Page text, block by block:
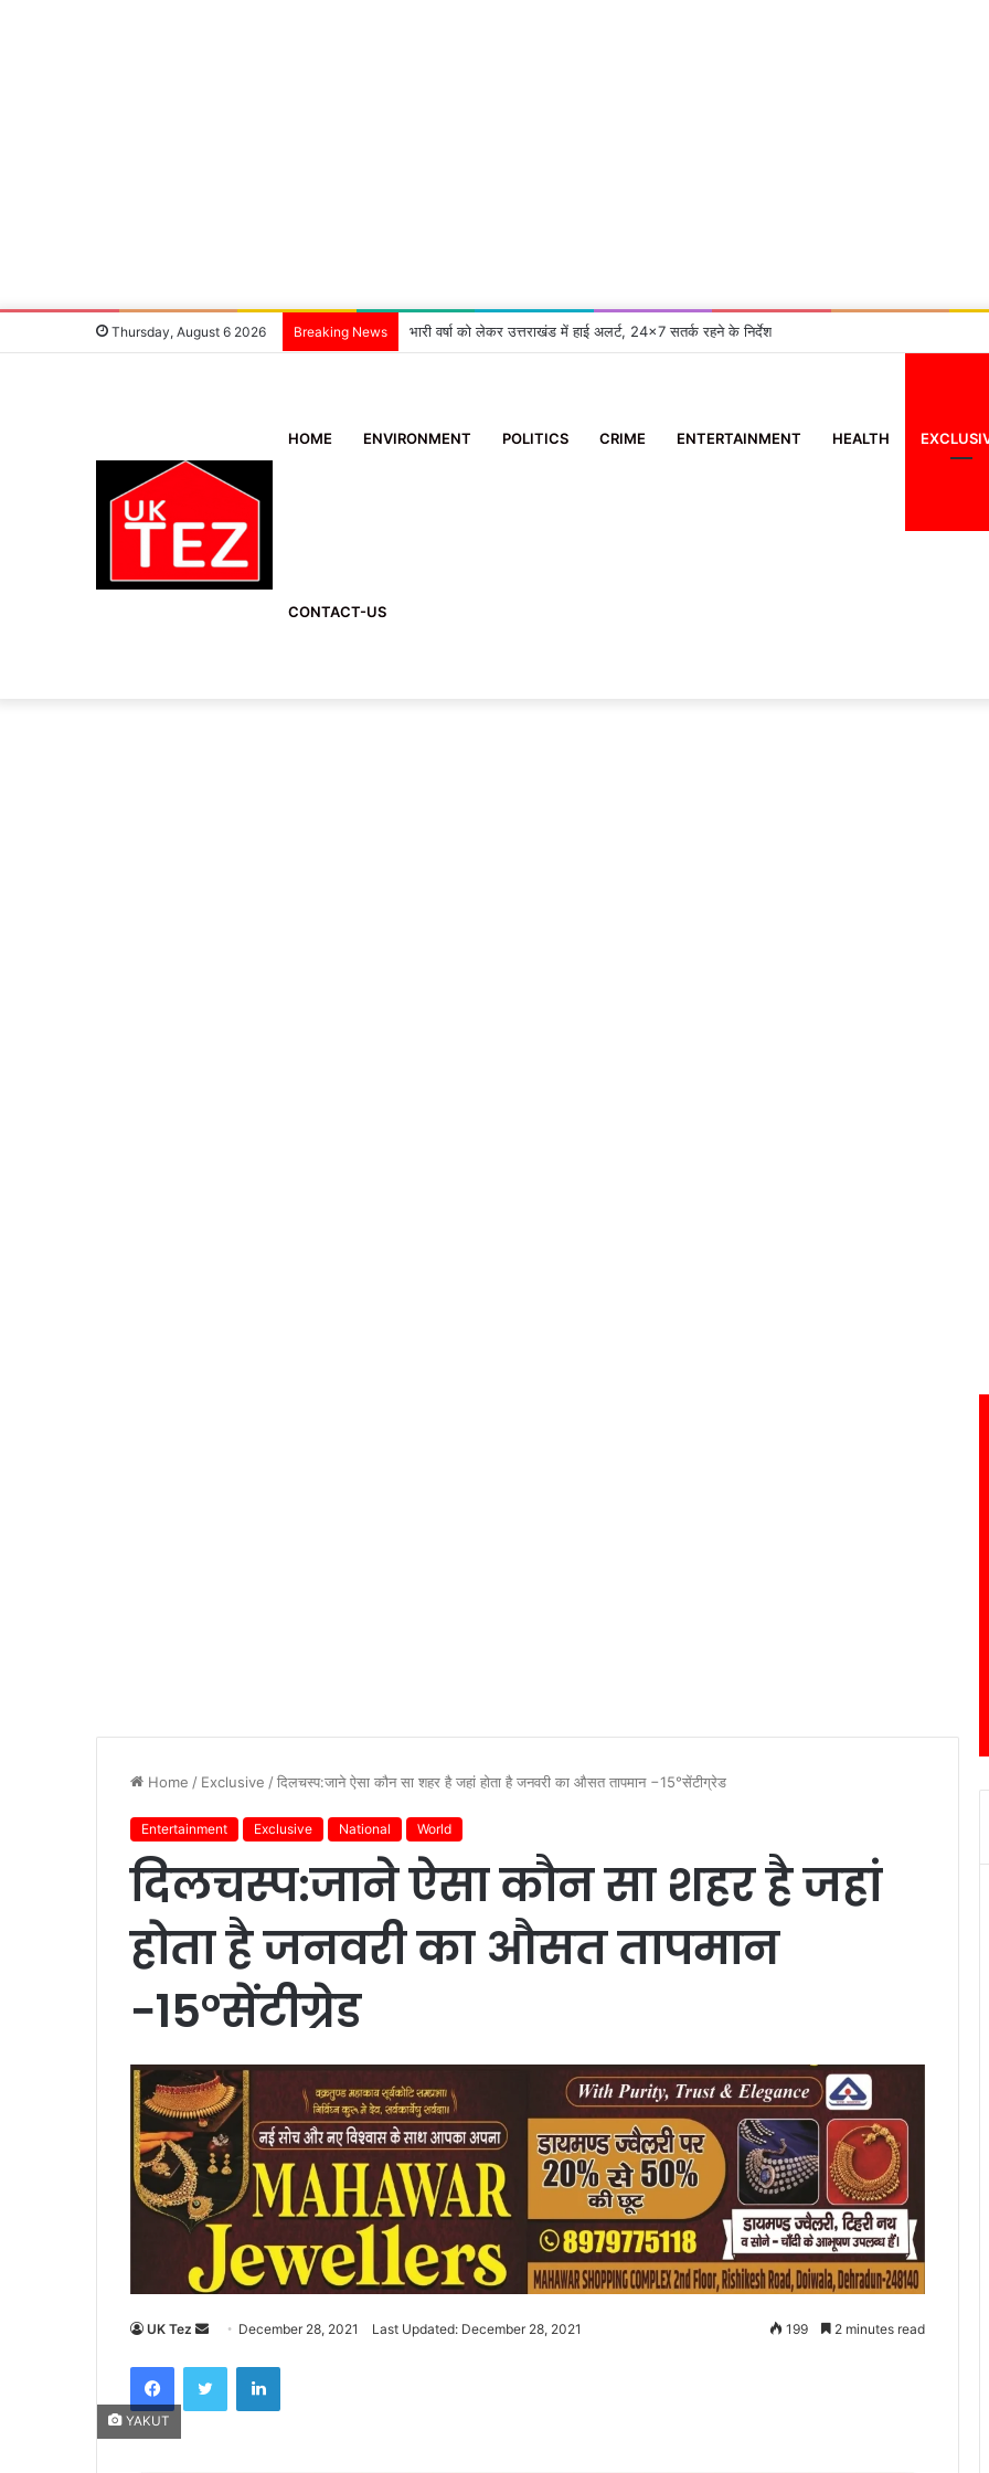
Thursday, August 6 2026 Breaking News ‘एक मदद ब्लड ग्रुप समिति’ के सदस्य ने 10 दिन के मासूम को दिया नया जीवन
HOME ENVIRONMENT POLITICS CRIME ENTERTAINMENT HEALTH
CONTACT-US
Home / Exclusive /दिलचस्प:जाने ऐसा कौन सा शहर है जहां होता है जनवरी का औसत तापमान −15°सेंटीग्रेड
Entertainment Exclusive National World
दिलचस्प:जाने ऐसा कौन सा शहर है जहां
होता है जनवरी का औसत तापमान
−15°सेंटीग्रेड
UK Tez
n
d
December 28, 2021 Last Updated: December 28, 2021 199 2 minutes read
YAKUT